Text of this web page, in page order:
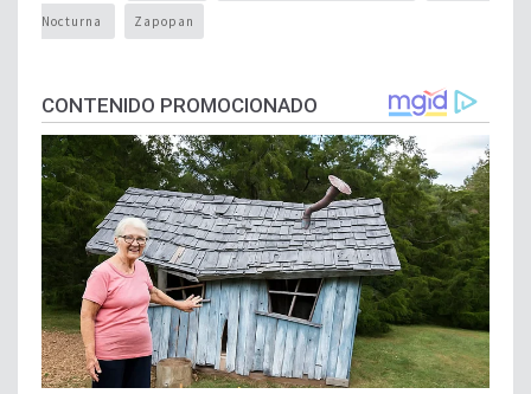
Nocturna Zapopan
CONTENIDO PROMOCIONADO